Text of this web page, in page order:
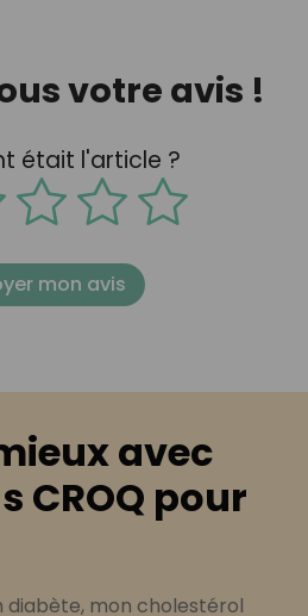
votre avis !
était l'article ?
mon avis
avec
CROQ pour
mon cholestérol